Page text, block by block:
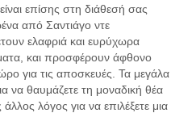
επίσης στη διάθεσή σας
από Σαντιάγο ντε
ελαφριά και ευρύχωρα
και προσφέρουν άφθονο
για τις αποσκευές. Τα μεγάλα
να θαυμάζετε τη μοναδική θέα
λόγος για να επιλέξετε μια